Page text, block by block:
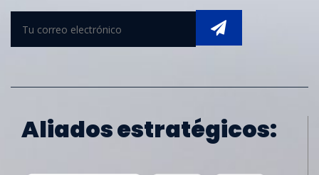
Aliados estratégicos: